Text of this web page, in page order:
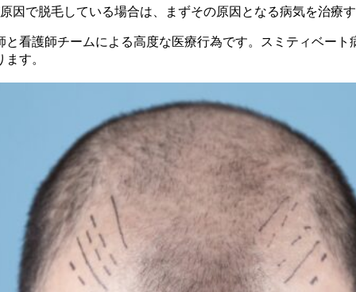
因で脱毛している場合は、まずその原因となる病気を治療
看護師チームによる高度な医療行為です。スミティベー
す。